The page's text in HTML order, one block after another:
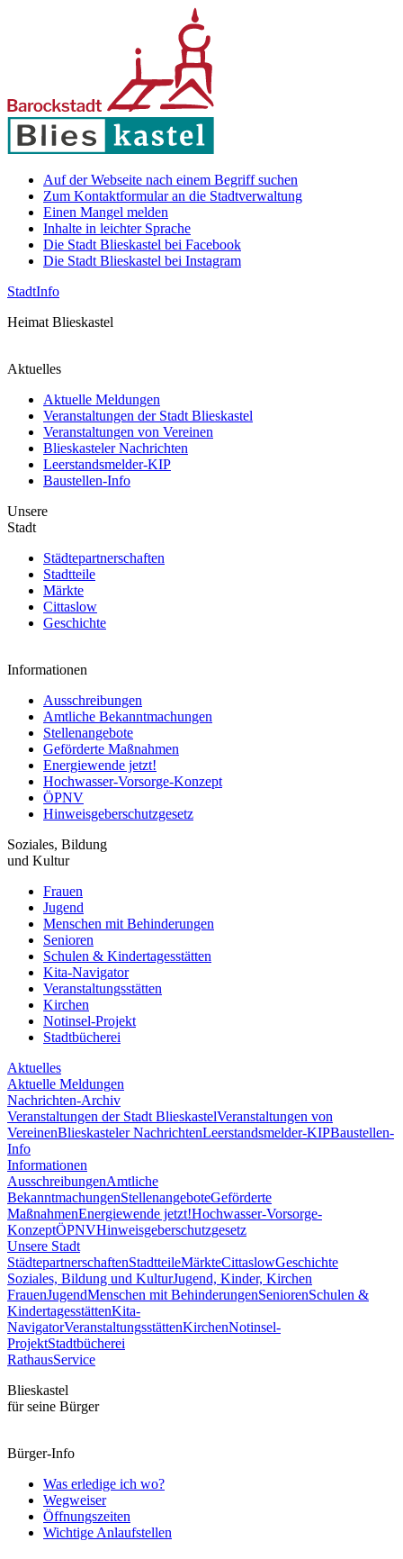
Auf der Webseite nach einem Begriff suchen
Zum Kontaktformular an die Stadtverwaltung
Einen Mangel melden
Inhalte in leichter Sprache
Die Stadt Blieskastel bei Facebook
Die Stadt Blieskastel bei Instagram
StadtInfo
Heimat Blieskastel
Aktuelles
Aktuelle Meldungen
Veranstaltungen der Stadt Blieskastel
Veranstaltungen von Vereinen
Blieskasteler Nachrichten
Leerstandsmelder-KIP
Baustellen-Info
Unsere
Stadt
Städtepartnerschaften
Stadtteile
Märkte
Cittaslow
Geschichte
Informationen
Ausschreibungen
Amtliche Bekanntmachungen
Stellenangebote
Geförderte Maßnahmen
Energiewende jetzt!
Hochwasser-Vorsorge-Konzept
ÖPNV
Hinweisgeberschutzgesetz
Soziales, Bildung
und Kultur
Frauen
Jugend
Menschen mit Behinderungen
Senioren
Schulen & Kindertagesstätten
Kita-Navigator
Veranstaltungsstätten
Kirchen
Notinsel-Projekt
Stadtbücherei
Aktuelles
Aktuelle Meldungen
Nachrichten-Archiv
Veranstaltungen der Stadt BlieskastelVeranstaltungen von
VereinenBlieskasteler NachrichtenLeerstandsmelder-KIPBaustellen-
Info
Informationen
AusschreibungenAmtliche
BekanntmachungenStellenangeboteGeförderte
MaßnahmenEnergiewende jetzt!Hochwasser-Vorsorge-
KonzeptÖPNVHinweisgeberschutzgesetz
Unsere Stadt
StädtepartnerschaftenStadtteileMärkteCittaslowGeschichte
Soziales, Bildung und KulturJugend, Kinder, Kirchen
FrauenJugendMenschen mit BehinderungenSeniorenSchulen &
KindertagesstättenKita-
NavigatorVeranstaltungsstättenKirchenNotinsel-
ProjektStadtbücherei
RathausService
Blieskastel
für seine Bürger
Bürger-Info
Was erledige ich wo?
Wegweiser
Öffnungszeiten
Wichtige Anlaufstellen